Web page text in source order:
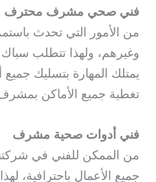
فني صحي مشرف محترف
من الأمور التي تحدث
وغيرهم، ولهذا تتطلب
يمتلك المهارة بتسليك
تغطية جميع الأماكن بمشرف
فني أدوات صحية مشرف
من الممكن للفني في
جميع الأعمال باحترافية،